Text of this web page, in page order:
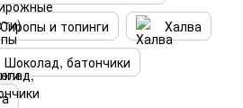
Сиропы и топинги
Халва
Шоколад, батончики